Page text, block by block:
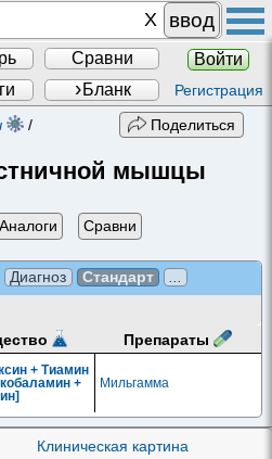
ввод
Сравни
Войти
Бланк Регистрация
/ Поделиться
мышцы
Аналоги Сравни
Диагноз Стандарт
Препараты
+ Тиамин
+
Мильгамма
Клиническая картина